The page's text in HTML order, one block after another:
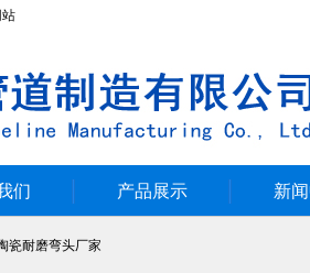
们 产品展示 新
瓷耐磨弯头厂家